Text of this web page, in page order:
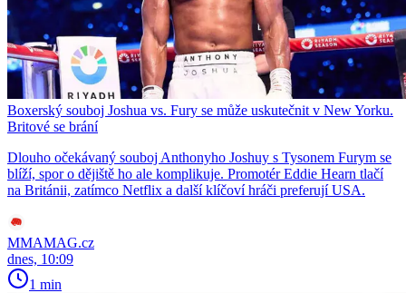
Boxerský souboj Joshua vs. Fury se může uskutečnit v New Yorku.
Britové se brání
Dlouho očekávaný souboj Anthonyho Joshuy s Tysonem Furym se
blíží, spor o dějiště ho ale komplikuje. Promotér Eddie Hearn tlačí
na Británii, zatímco Netflix a další klíčoví hráči preferují USA.
MMAMAG.cz
dnes, 10:09
1 min